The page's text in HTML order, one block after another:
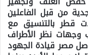
من قبل الفاعلين
قطر بالتنسيق مع
وجهات نظر الأطراف
مصر قيادة الجهود